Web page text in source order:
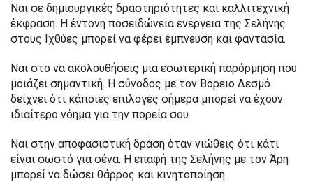
Ναι σε δημιουργικές δραστηριότητες και καλλιτεχνική
έκφραση. Η έντονη ποσειδώνεια ενέργεια της Σελήνης
στους Ιχθύες μπορεί να φέρει έμπνευση και φαντασία.
Ναι στο να ακολουθήσεις μια εσωτερική παρόρμηση που
μοιάζει σημαντική. Η σύνοδος με τον Βόρειο Δεσμό
δείχνει ότι κάποιες επιλογές σήμερα μπορεί να έχουν
ιδιαίτερο νόημα για την πορεία σου.
Ναι στην αποφασιστική δράση όταν νιώθεις ότι κάτι
είναι σωστό για σένα. Η επαφή της Σελήνης με τον Άρη
μπορεί να δώσει θάρρος και κινητοποίηση.